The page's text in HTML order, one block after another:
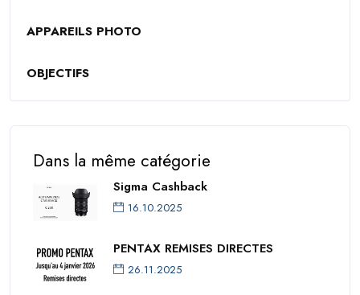
APPAREILS PHOTO
OBJECTIFS
Dans la même catégorie
Sigma Cashback
16.10.2025
PENTAX REMISES DIRECTES
26.11.2025